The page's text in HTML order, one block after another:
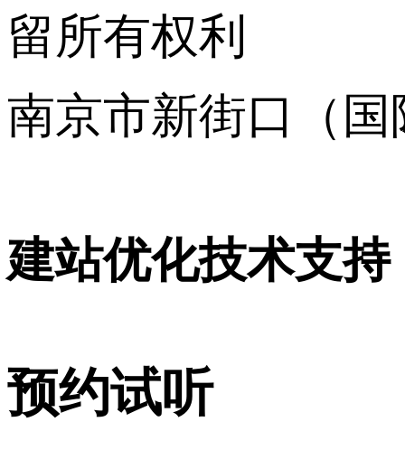
留所有权利
南京市新街口（
建站优化技术支持
预约试听